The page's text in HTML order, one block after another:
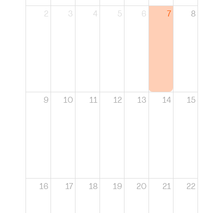
2 3 4 5 6 7 8
9 10 11 12 13 14 15
16 17 18 19 20 21 22